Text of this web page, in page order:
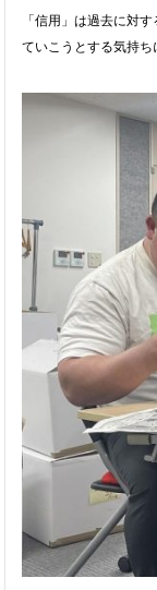
「信用」は過去に対
ていこうとする気持ち